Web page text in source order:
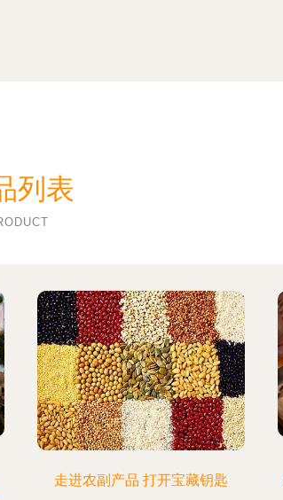
列表
走进农副产品 打开宝藏钥匙